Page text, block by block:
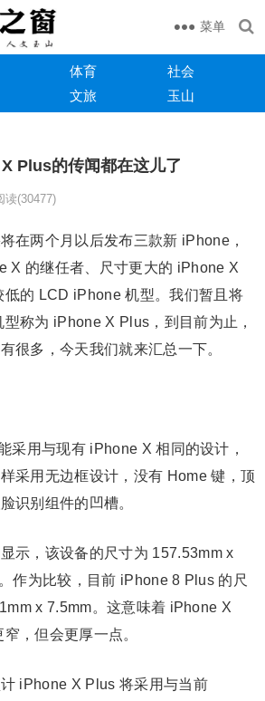
菜单
体育
社会
文旅 玉山
Plus的传闻都在这儿了
读(30477)
在两个月以后发布三款新 iPhone，
X 的继任者、尺寸更大的 iPhone X
低的 LCD iPhone 机型。我们暂且将
称为 iPhone X Plus，到目前为止，
很多，今天我们就来汇总一下。
采用与现有 iPhone X 相同的设计，
采用无边框设计，没有 Home 键，顶
识别组件的凹槽。
示，该设备的尺寸为 157.53mm x
作为比较，目前 iPhone 8 Plus 的尺
x 7.5mm。这意味着 iPhone X
，但会更厚一点。
iPhone X Plus 将采用与当前